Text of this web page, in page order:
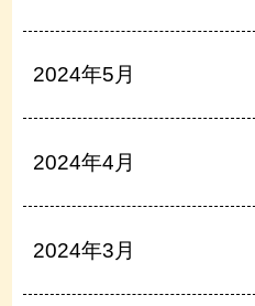
2024年5月
2024年4月
2024年3月